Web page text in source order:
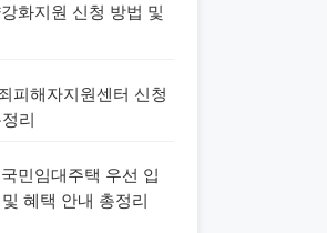
화지원 신청 방법 및
피해자지원센터 신청
리
민임대주택 우선 입
혜택 안내 총정리